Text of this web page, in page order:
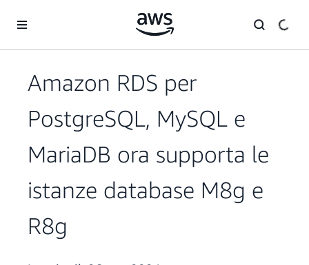
Amazon RDS per
PostgreSQL, MySQL e
MariaDB ora supporta le
istanze database M8g e
R8g